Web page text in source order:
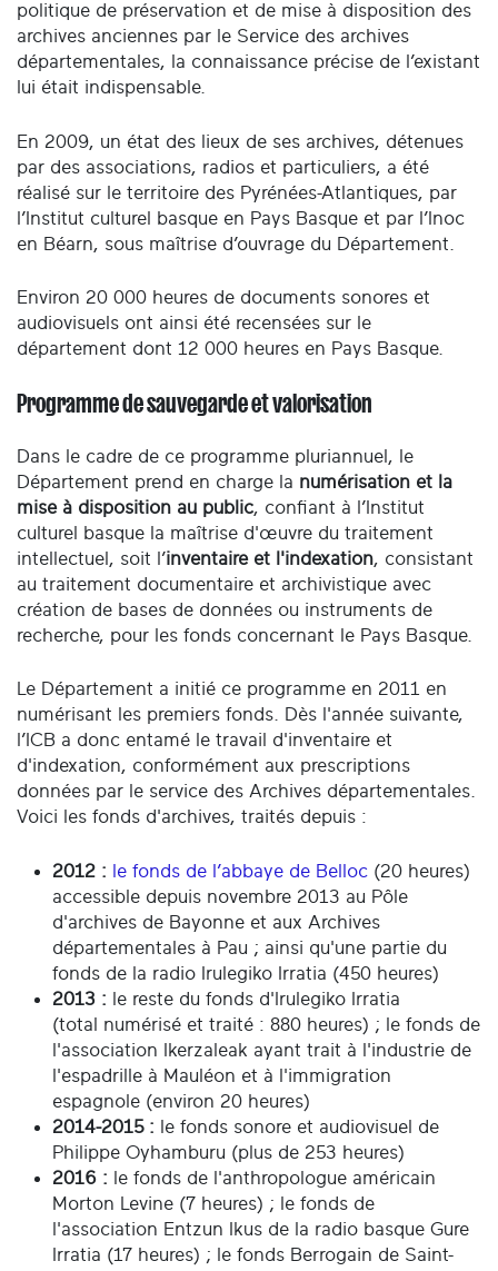
politique de préservation et de mise à disposition des
archives anciennes par le Service des archives
départementales, la connaissance précise de l’existant
lui était indispensable.
En 2009, un état des lieux de ses archives, détenues
par des associations, radios et particuliers, a été
réalisé sur le territoire des Pyrénées-Atlantiques, par
l’Institut culturel basque en Pays Basque et par l’Inoc
en Béarn, sous maîtrise d’ouvrage du Département.
Environ 20 000 heures de documents sonores et
audiovisuels ont ainsi été recensées sur le
département dont 12 000 heures en Pays Basque.
Programme de sauvegarde et valorisation
Dans le cadre de ce programme pluriannuel, le
Département prend en charge la numérisation et la
mise à disposition au public, confiant à l’Institut
culturel basque la maîtrise d'œuvre du traitement
intellectuel, soit l’inventaire et l'indexation, consistant
au traitement documentaire et archivistique avec
création de bases de données ou instruments de
recherche, pour les fonds concernant le Pays Basque.
Le Département a initié ce programme en 2011 en
numérisant les premiers fonds. Dès l'année suivante,
l’ICB a donc entamé le travail d'inventaire et
d'indexation, conformément aux prescriptions
données par le service des Archives départementales.
Voici les fonds d'archives, traités depuis :
2012 : le fonds de l’abbaye de Belloc (20 heures)
accessible depuis novembre 2013 au Pôle
d'archives de Bayonne et aux Archives
départementales à Pau ; ainsi qu'une partie du
fonds de la radio Irulegiko Irratia (450 heures)
2013 : le reste du fonds d'Irulegiko Irratia
(total numérisé et traité : 880 heures) ; le fonds de
l'association Ikerzaleak ayant trait à l'industrie de
l'espadrille à Mauléon et à l'immigration
espagnole (environ 20 heures)
2014-2015 :
le fonds sonore et audiovisuel de
Philippe Oyhamburu (plus de 253 heures)
2016 : le fonds de l'anthropologue américain
Morton Levine (7 heures) ; le fonds de
l'association Entzun Ikus de la radio basque Gure
Irratia (17 heures) ; le fonds Berrogain de Saint-